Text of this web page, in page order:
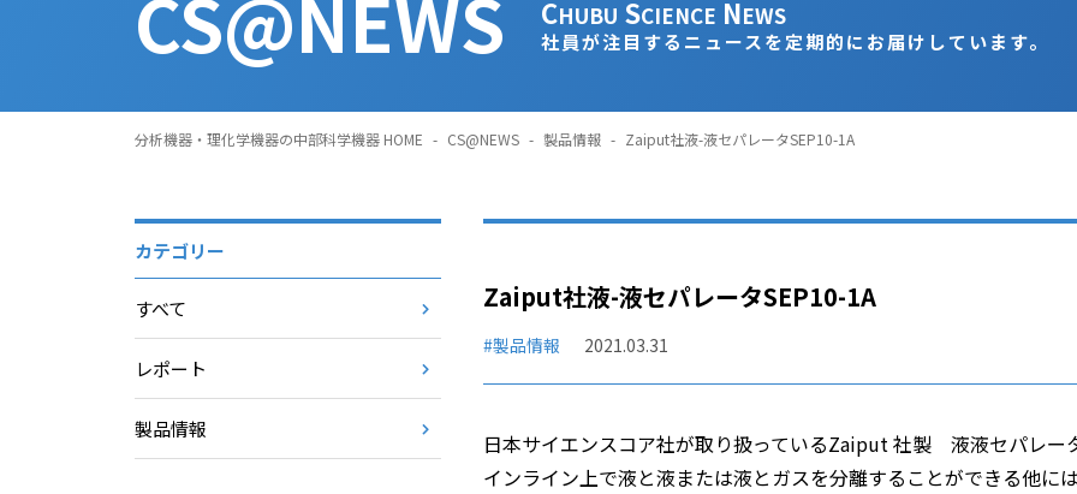
CS@NEWS CHUBU SCIENCE NEWS
社員が注目するニュースを定期的にお届けしています。
分析機器・理化学機器の中部科学機器 HOME - CS@NEWS - 製品情報 - Zaiput社液-液セパレータSEP10-1A
Zaiput社液-液セパレータSEP10-1A
#製品情報 2021.03.31
日本サイエンスコア社が取り扱っているZaiput 社製 液液セパレー
インライン上で液と液または液とガスを分離することができる他に
カテゴリー
すべて
レポート
製品情報